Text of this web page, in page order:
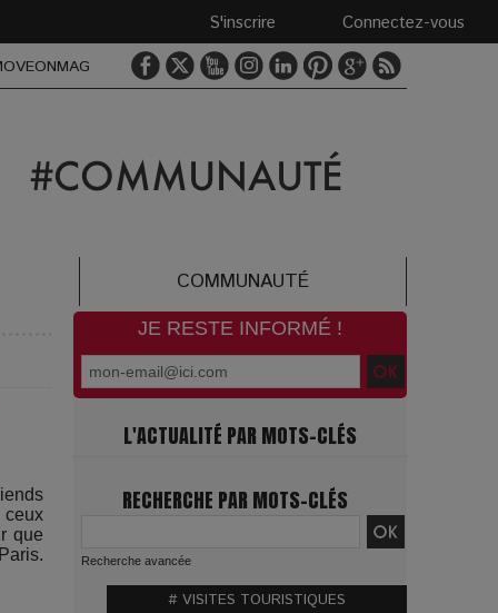
Connectez-vous
S'inscrire
COMMUNAUTÉ
ceux
que
JE RESTE INFORMÉ !
L'ACTUALITÉ PAR MOTS-CLÉS
RECHERCHE PAR MOTS-CLÉS
Recherche avancée
# VISITES TOURISTIQUES